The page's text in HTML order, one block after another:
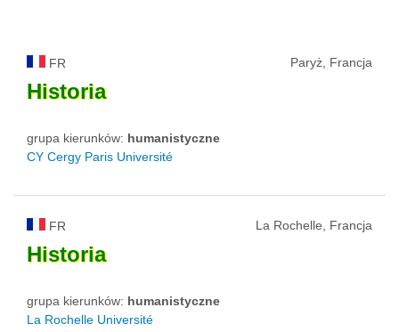
FR Paryż, Francja
Historia
grupa kierunków: humanistyczne
CY Cergy Paris Université
FR La Rochelle, Francja
Historia
grupa kierunków: humanistyczne
La Rochelle Université